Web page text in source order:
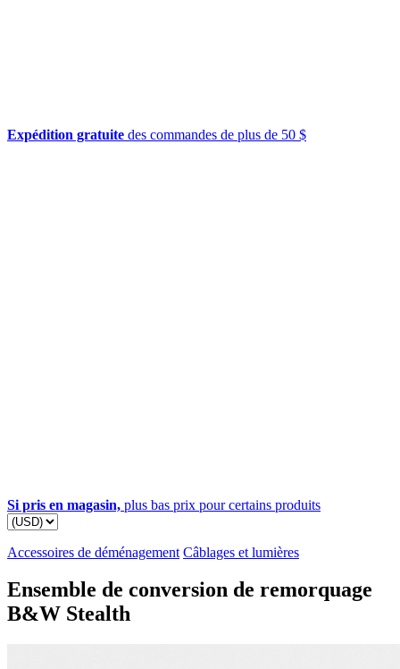
Expédition gratuite des commandes de plus de 50 $
Si pris en magasin, plus bas prix pour certains produits
Accessoires de déménagement Câblages et lumières
Ensemble de conversion de remorquage
B&W Stealth